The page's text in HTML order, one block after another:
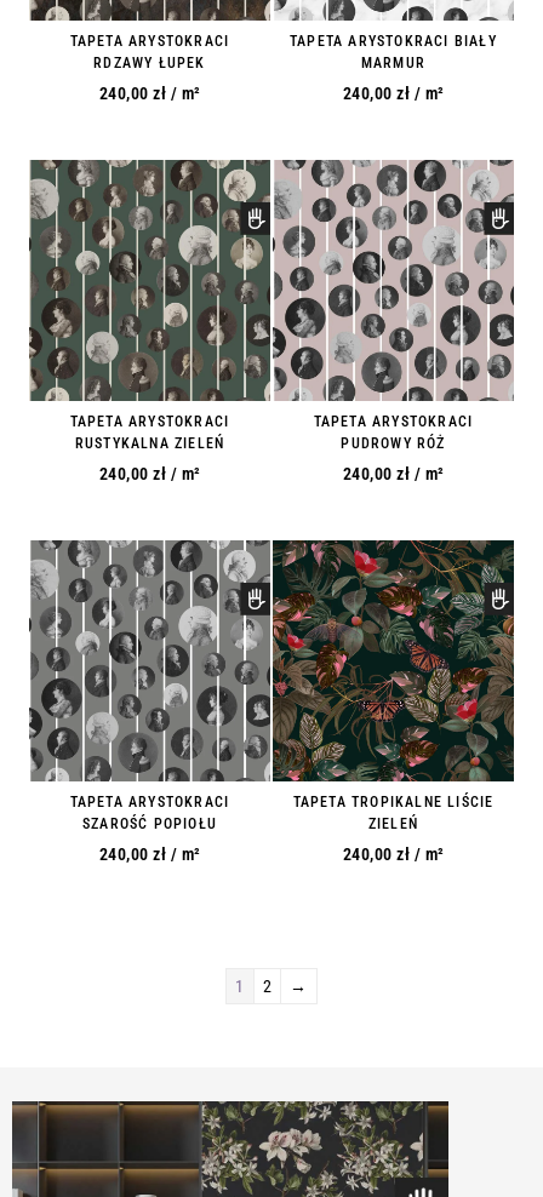
TAPETA ARYSTOKRACI
RDZAWY ŁUPEK
240,00 zł / m²
TAPETA ARYSTOKRACI BIAŁY
MARMUR
240,00 zł / m²
TAPETA ARYSTOKRACI
RUSTYKALNA ZIELEŃ
240,00 zł / m²
TAPETA ARYSTOKRACI
PUDROWY RÓŻ
240,00 zł / m²
TAPETA ARYSTOKRACI
SZAROŚĆ POPIOŁU
240,00 zł / m²
TAPETA TROPIKALNE LIŚCIE
ZIELEŃ
240,00 zł / m²
1 2 →